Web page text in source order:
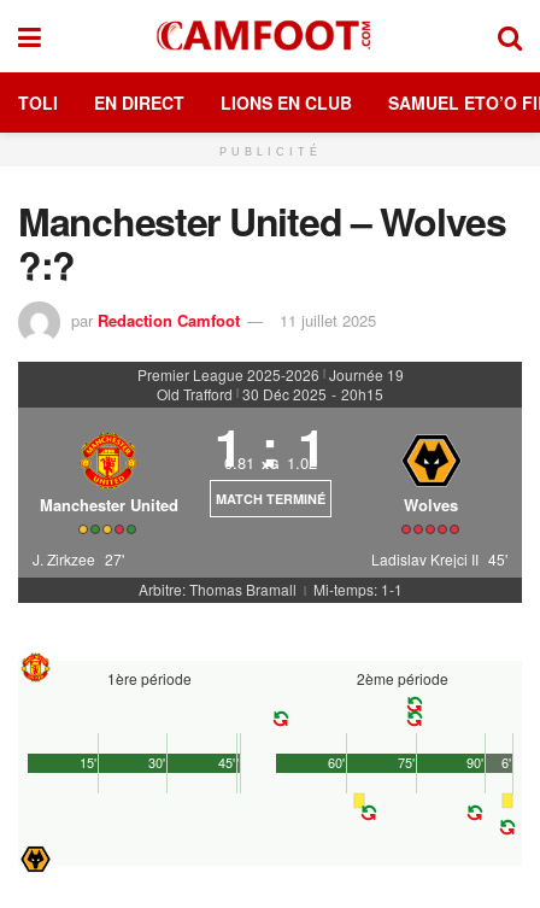
TOLI EN DIRECT LIONS EN CLUB SAMUEL ETO’O
PUBLICITÉ
Manchester United – Wolves
?:?
par Redaction Camfoot 11 juillet 2025
Premier League 2025-2026 | Journée 19
Old Trafford | 30 Déc 2025 - 20h15
Manchester United
1 : 1
0.81 xG 1.02
MATCH TERMINÉ Wolves
J. Zirkzee 27' Ladislav Krejci II 45'
Arbitre: Thomas Bramall
| Mi-temps: 1-1
1ère période
45'
15' 30' 1'
2ème période
90'
60' 75' 6'